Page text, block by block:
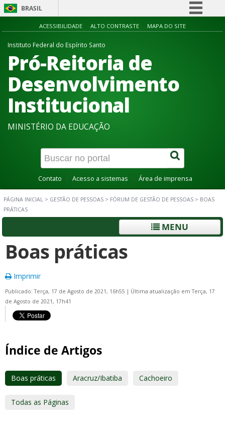
BRASIL
Simplifique!
Acesso à informação
Legislação
ACESSIBILIDADE ALTO CONTRASTE MAPA DO SITE
Instituto Federal do Espírito Santo
Pró-Reitoria de
Desenvolvimento
Institucional
MINISTÉRIO DA EDUCAÇÃO
Contato Acesso a sistemas Área de imprensa
PÁGINA INICIAL > GESTÃO DE PESSOAS > FÓRUM DE GESTÃO DE PESSOAS > BOAS
PRÁTICAS
MENU
Boas práticas
Imprimir
Publicado: Terça, 17 de Agosto de 2021, 16h55 | Última atualização em Terça, 17
de Agosto de 2021, 17h41
Índice de Artigos
Boas práticas Aracruz/Ibatiba Cachoeiro
Todas as Páginas